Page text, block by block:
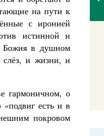
на пути к
с иронией
истинной и
Божия в душном
слёз, и жизни, и
гармоничном, о
есть и в
покровом
Победоносец. Научись у
святого